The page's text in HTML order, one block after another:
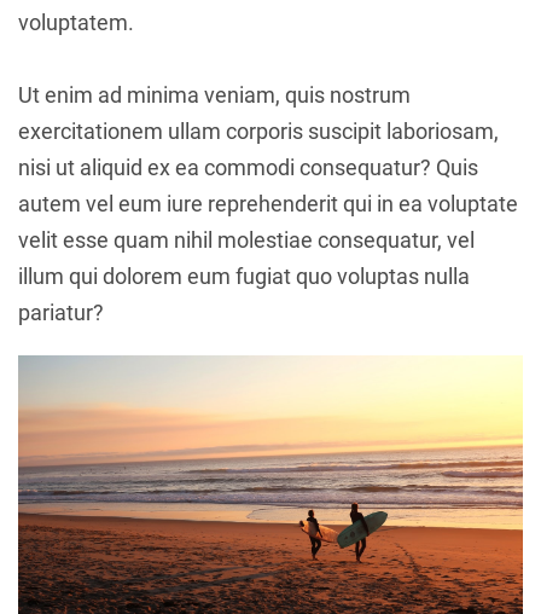
voluptatem.
Ut enim ad minima veniam, quis nostrum
exercitationem ullam corporis suscipit laboriosam,
nisi ut aliquid ex ea commodi consequatur? Quis
autem vel eum iure reprehenderit qui in ea voluptate
velit esse quam nihil molestiae consequatur, vel
illum qui dolorem eum fugiat quo voluptas nulla
pariatur?